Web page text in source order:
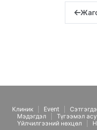
Клиник Event
Мэдэгдэл
Түгээмэл
Үйлчилгээний нөхцөл